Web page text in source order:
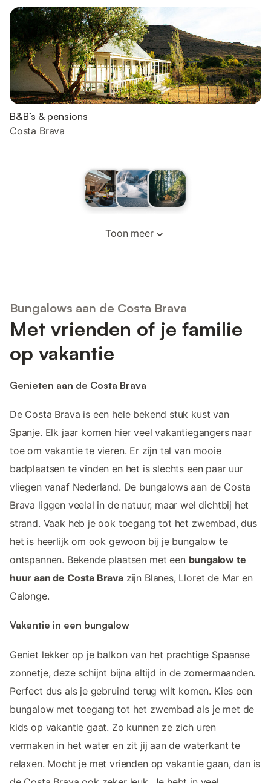
B&B’s & pensions
Costa Brava
Toon meer
Bungalows aan de Costa Brava
Met vrienden of je familie
op vakantie
Genieten aan de Costa Brava
De Costa Brava is een hele bekend stuk kust van
Spanje. Elk jaar komen hier veel vakantiegangers naar
toe om vakantie te vieren. Er zijn tal van mooie
badplaatsen te vinden en het is slechts een paar uur
vliegen vanaf Nederland. De bungalows aan de Costa
Brava liggen veelal in de natuur, maar wel dichtbij het
strand. Vaak heb je ook toegang tot het zwembad, dus
het is heerlijk om ook gewoon bij je bungalow te
ontspannen. Bekende plaatsen met een bungalow te
huur aan de Costa Bravazijn Blanes, Lloret de Mar en
Calonge.
Vakantie in een bungalow
Geniet lekker op je balkon van het prachtige Spaanse
zonnetje, deze schijnt bijna altijd in de zomermaanden.
Perfect dus als je gebruind terug wilt komen. Kies een
bungalow met toegang tot het zwembad als je met de
kids op vakantie gaat. Zo kunnen ze zich uren
vermaken in het water en zit jij aan de waterkant te
relaxen. Mocht je met vrienden op vakantie gaan, dan is